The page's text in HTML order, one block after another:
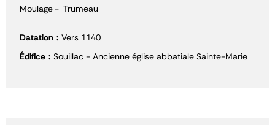
Moulage Trumeau
Datation
Vers 1140
Édifice
Souillac - Ancienne église abbatiale Sainte-Marie